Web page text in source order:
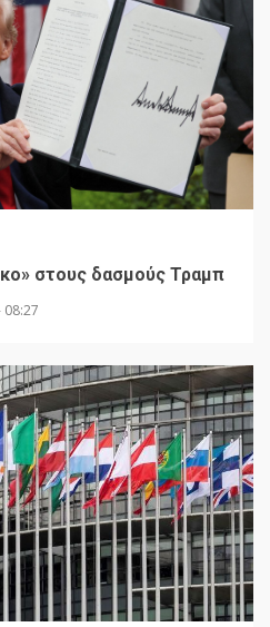
στους δασμούς Τραμπ